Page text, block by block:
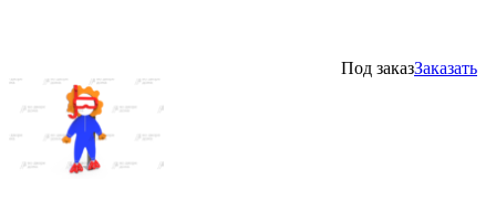
Под заказЗаказать